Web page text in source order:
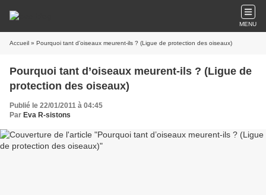
MENU
Accueil » Pourquoi tant d’oiseaux meurent-ils ? (Ligue de protection des oiseaux)
Pourquoi tant d’oiseaux meurent-ils ? (Ligue de
protection des oiseaux)
Publié le 22/01/2011 à 04:45
Par Eva R-sistons